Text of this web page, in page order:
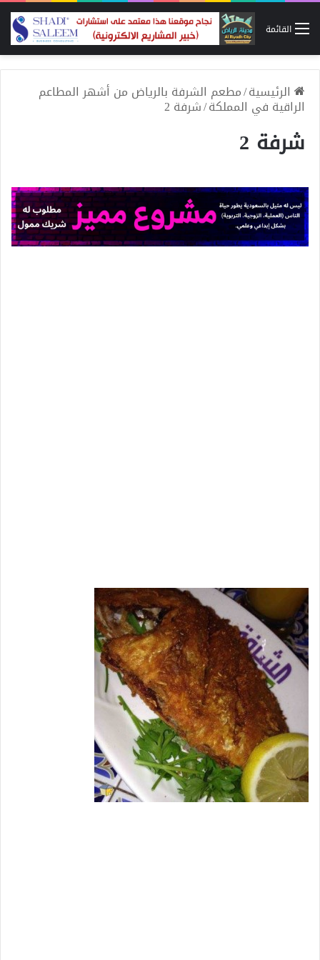
القائمة
الرئيسية/مطعم الشرفة بالرياض من أشهر المطاعم
الراقية في المملكة/شرفة 2
شرفة 2